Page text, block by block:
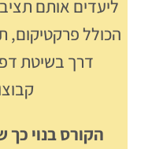
ליעדים אותם
הכולל פרקטיקום,
דרך בשיטת
הקורס בנוי